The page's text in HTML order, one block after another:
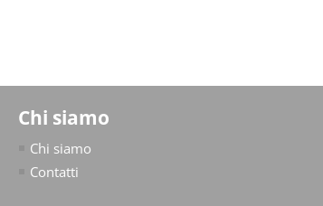
Chi siamo
Chi siamo
Contatti